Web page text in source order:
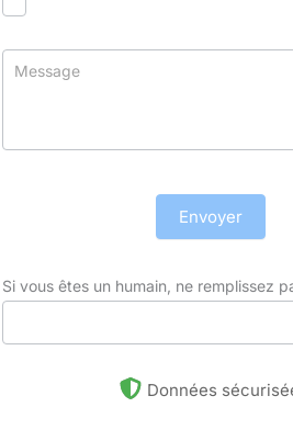
Envoyer
Si vous êtes un humain, ne remplissez
Données